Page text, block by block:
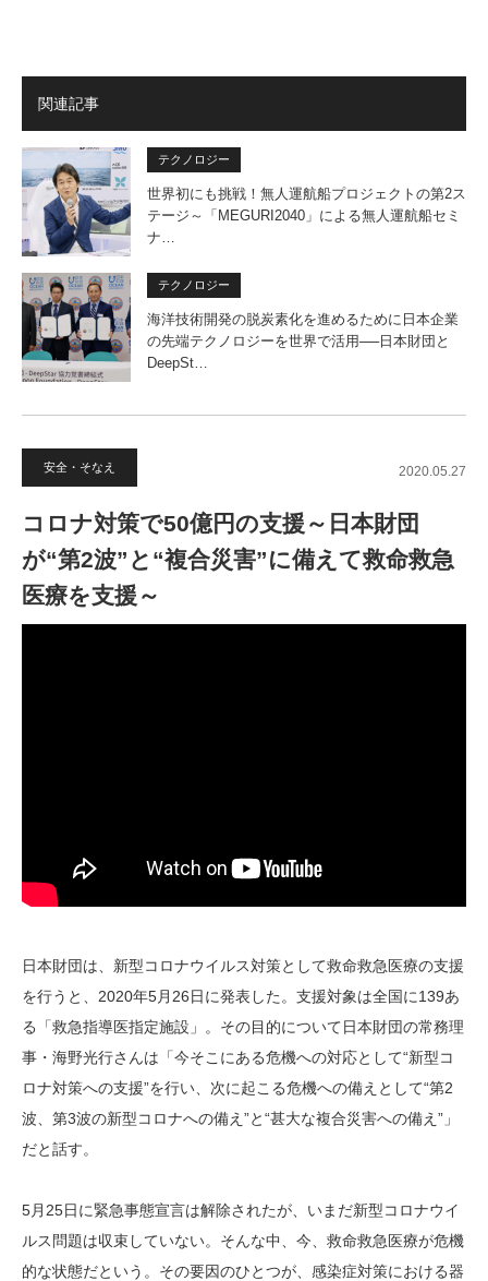
関連記事
テクノロジー
世界初にも挑戦！無人運航船プロジェクトの第2ス
テージ～「MEGURI2040」による無人運航船セミ
ナ…
テクノロジー
海洋技術開発の脱炭素化を進めるために日本企業
の先端テクノロジーを世界で活用──日本財団と
DeepSt…
安全・そなえ 2020.05.27
コロナ対策で50億円の支援～日本財団
が“第2波”と“複合災害”に備えて救命救急
医療を支援～
日本財団は、新型コロナウイルス対策として救命救急医療の支援
を行うと、2020年5月26日に発表した。支援対象は全国に139あ
る「救急指導医指定施設」。その目的について日本財団の常務理
事・海野光行さんは「今そこにある危機への対応として“新型コ
ロナ対策への支援”を行い、次に起こる危機への備えとして“第2
波、第3波の新型コロナへの備え”と“甚大な複合災害への備え”」
だと話す。
5月25日に緊急事態宣言は解除されたが、いまだ新型コロナウイ
ルス問題は収束していない。そんな中、今、救命救急医療が危機
的な状態だという。その要因のひとつが、感染症対策における器